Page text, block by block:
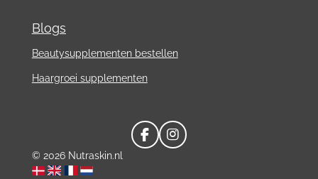
Blogs
Beautysupplementen bestellen
Haargroei supplementen
F
I
© 2026 Nutraskin.nl